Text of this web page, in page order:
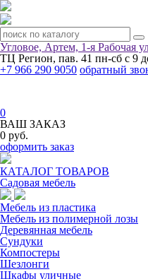
Угловое, Артем, ​1-я Рабочая
ТЦ Регион, пав. 41 пн-сб с 9
+7 966 290 9050 обратный
0
ВАШ ЗАКАЗ
0 руб.
оформить заказ
КАТАЛОГ ТОВАРОВ
Садовая мебель
Мебель из пластика
Мебель из полимерной лозы
Деревянная мебель
Сундуки
Компостеры
Шезлонги
Шкафы уличные